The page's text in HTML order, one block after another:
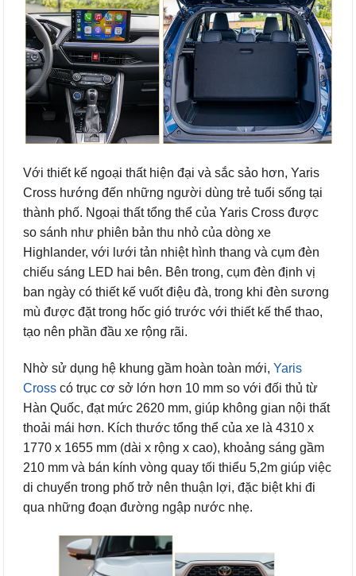
Với thiết kế ngoại thất hiện đại và sắc sảo hơn, Yaris
Cross hướng đến những người dùng trẻ tuổi sống tại
thành phố. Ngoại thất tổng thể của Yaris Cross được
so sánh như phiên bản thu nhỏ của dòng xe
Highlander, với lưới tản nhiệt hình thang và cụm đèn
chiếu sáng LED hai bên. Bên trong, cụm đèn định vị
ban ngày có thiết kế vuốt điệu đà, trong khi đèn sương
mù được đặt trong hốc gió trước với thiết kế thể thao,
tạo nên phần đầu xe rộng rãi.
Nhờ sử dụng hệ khung gầm hoàn toàn mới, Yaris
Cross có trục cơ sở lớn hơn 10 mm so với đối thủ từ
Hàn Quốc, đạt mức 2620 mm, giúp không gian nội thất
thoải mái hơn. Kích thước tổng thể của xe là 4310 x
1770 x 1655 mm (dài x rộng x cao), khoảng sáng gầm
210 mm và bán kính vòng quay tối thiểu 5,2m giúp việc
di chuyển trong phố trở nên thuận lợi, đặc biệt khi đi
qua những đoạn đường ngập nước nhẹ.